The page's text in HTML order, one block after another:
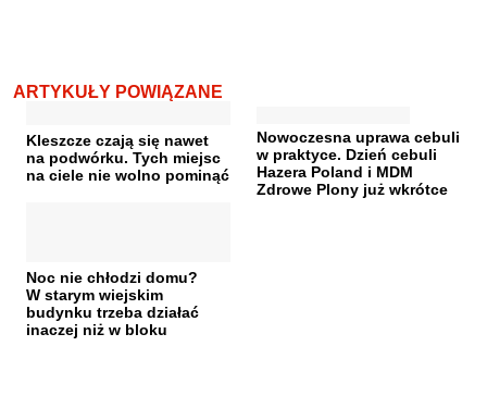
ARTYKUŁY POWIĄZANE
Kleszcze czają się nawet
na podwórku. Tych miejsc
na ciele nie wolno pominąć
Nowoczesna uprawa cebuli
w praktyce. Dzień cebuli
Hazera Poland i MDM
Zdrowe Plony już wkrótce
Noc nie chłodzi domu?
W starym wiejskim
budynku trzeba działać
inaczej niż w bloku